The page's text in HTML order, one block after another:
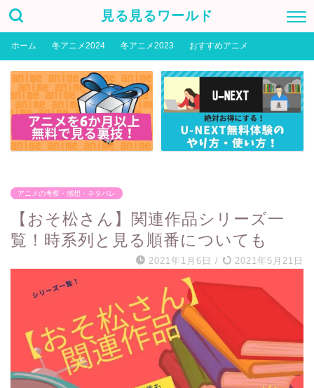
見る見るワールド
ホーム 冬アニメ2024 冬アニメ2023 おすすめアニメ
アニメの考察・感想・ネタバレ
【おそ松さん】関連作品シリーズ一
覧！時系列と見る順番についても
2021年1月6日 / 2021年5月21日